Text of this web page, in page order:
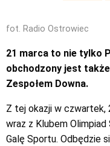
fot. Radio Ostrowiec
21 marca to nie tylko
obchodzony jest
Zespołem Downa.
Z tej okazji w czwartek,
wraz z Klubem Olimpiad
Galę Sportu. Odbędzie